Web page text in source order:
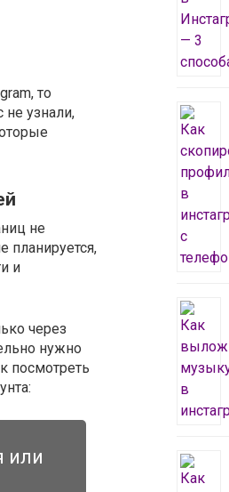
то
не узнали,
не
и
через
нужно
посмотреть
или